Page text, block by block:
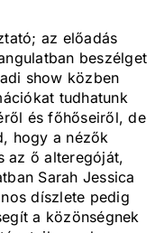
az előadás
beszélget
show közben
tudhatunk
és főhőseiről, de
hogy a nézők
az ő alteregóját,
Sarah Jessica
díszlete pedig
a közönségnek